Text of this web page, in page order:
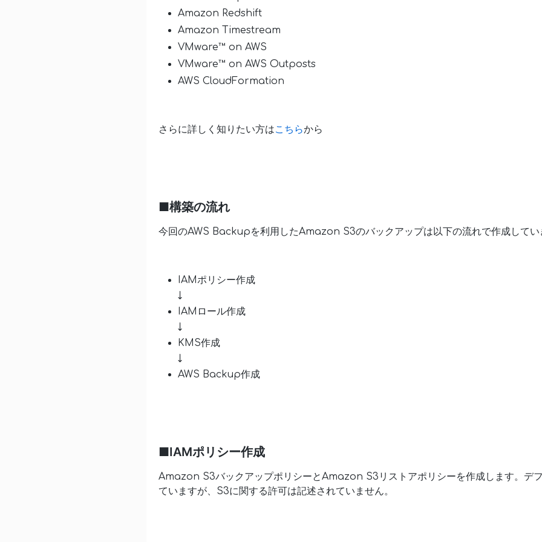
Amazon Redshift
Amazon Timestream
VMware™ on AWS
VMware™ on AWS Outposts
AWS CloudFormation
さらに詳しく知りたい方はこちらから
■構築の流れ
今回のAWS Backupを利用したAmazon S3のバックアップは以下の流れで作成してい
IAMポリシー作成
↓
IAMロール作成
↓
KMS作成
↓
AWS Backup作成
■IAMポリシー作成
Amazon S3バックアップポリシーとAmazon S3リストアポリシーを作成します。デ
ていますが、S3に関する許可は記述されていません。